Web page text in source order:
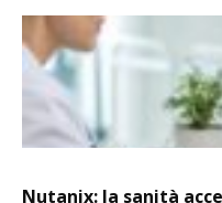
Nutanix: la sanità